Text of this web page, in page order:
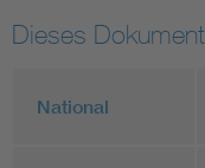
Dieses
National